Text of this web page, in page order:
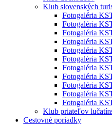
Klub slovenských
Fotogaléria
Fotogaléria
Fotogaléria
Fotogaléria
Fotogaléria
Fotogaléria
Fotogaléria
Fotogaléria
Fotogaléria
Fotogaléria
Fotogaléria
Klub priateľov
Cestovné poriadky